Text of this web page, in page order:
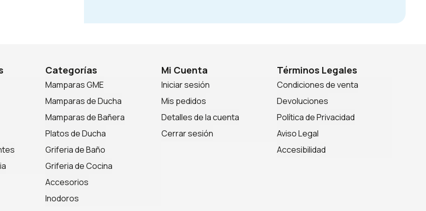
Categorías
Mamparas GME
Mamparas de Ducha
Mamparas de Bañera
Platos de Ducha
Griferia de Baño
Griferia de Cocina
Accesorios
Inodoros
Mi Cuenta
Iniciar sesión
Mis pedidos
Detalles de la cuenta
Cerrar sesión
Términos Legales
Condiciones de venta
Devoluciones
Política de Privacidad
Aviso Legal
Accesibilidad